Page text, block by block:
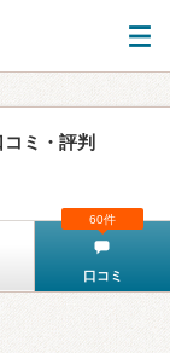
コミ・評判
口コミ
60件